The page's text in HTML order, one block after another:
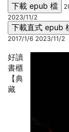
2023/11/2
2017/1/6 2023/11/2
好讀
書櫃
【典
藏